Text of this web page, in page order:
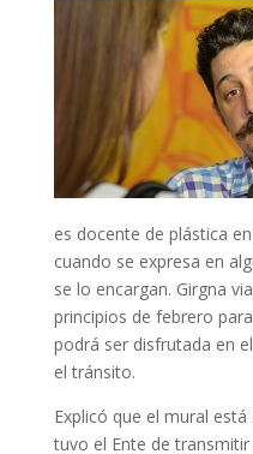
es docente de plástica
cuando se expresa en
se lo encargan. Girgna
principios de febrero
podrá ser disfrutada en
el tránsito.
Explicó que el mural
tuvo el Ente de